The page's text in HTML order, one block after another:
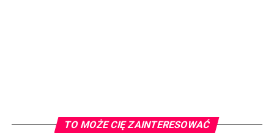
TO MOŻE CIĘ ZAINTERESOWAĆ